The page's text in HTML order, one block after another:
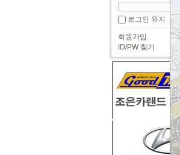
로그인 유지
회원가입
ID/PW 찾기